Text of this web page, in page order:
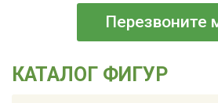
КАТАЛОГ ФИГУР
Перезвоните